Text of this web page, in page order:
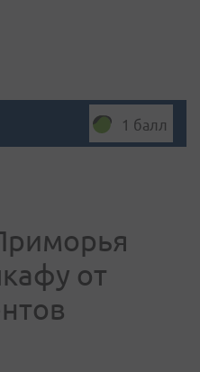
1 балл
от